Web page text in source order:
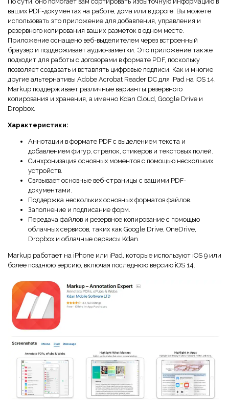
ваших PDF-документах на работе, дома или в дороге. Вы можете
использовать это приложение для добавления, управления и
резервного копирования ваших разметок в одном месте.
Приложение оснащено веб-выделителем через встроенный
браузер и поддерживает аудио-заметки. Это приложение также
подходит для работы с договорами в формате PDF, поскольку
позволяет создавать и вставлять цифровые подписи. Как и многие
другие альтернативы Adobe Acrobat Reader DC для iPad на iOS 14,
Markup поддерживает различные варианты резервного
копирования и хранения, а именно Kdan Cloud, Google Drive и
Dropbox.
Характеристики:
Аннотации в формате PDF с выделением текста и
добавлением фигур, стрелок, стикеров и текстовых полей.
Синхронизация основных моментов с помощью нескольких
устройств.
Связывает основные веб-страницы с вашими PDF-
документами.
Поддержка нескольких основных форматов файлов.
Заполнение и подписание форм.
Передача файлов и резервное копирование с помощью
облачных сервисов, таких как Google Drive, OneDrive,
Dropbox и облачные сервисы Kdan.
Markup работает на iPhone или iPad, которые используют iOS 9 или
более позднюю версию, включая последнюю версию iOS 14.